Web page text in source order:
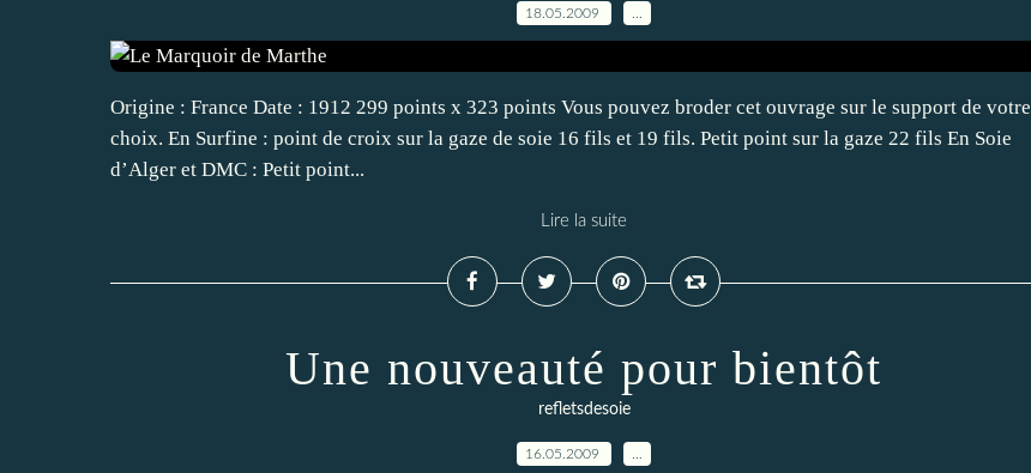
18.05.2009
Origine : France Date : 1912 299 points x 323 points Vous pouvez broder cet ouvrage sur le support de votre
choix. En Surfine : point de croix sur la gaze de soie 16 fils et 19 fils. Petit point sur la gaze 22 fils En Soie
d’Alger et DMC : Petit point...
Lire la suite
Une nouveauté pour bientôt
refletsdesoie
16.05.2009